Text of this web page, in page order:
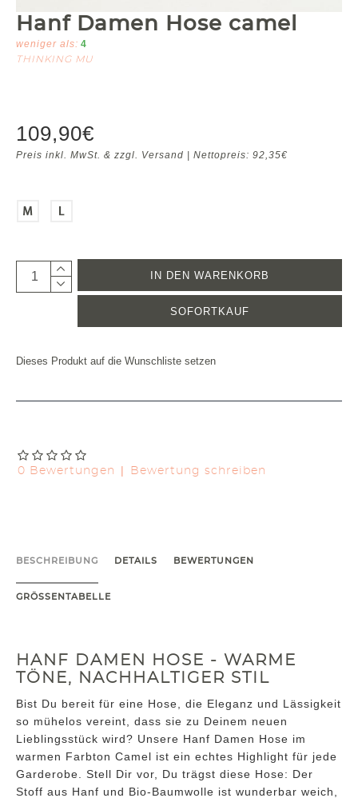
Hanf Damen Hose camel
weniger als: 4
THINKING MU
0 Bewertungen | Bewertung schreiben
109,90€
Preis inkl. MwSt. & zzgl. Versand | Nettopreis: 92,35€
IN DEN WARENKORB
SOFORTKAUF
Dieses Produkt auf die Wunschliste setzen
BESCHREIBUNG DETAILS BEWERTUNGEN
GRÖSSENTABELLE
HANF DAMEN HOSE - WARME
TÖNE, NACHHALTIGER STIL
Bist Du bereit für eine Hose, die Eleganz und Lässigkeit
so mühelos vereint, dass sie zu Deinem neuen
Lieblingsstück wird? Unsere Hanf Damen Hose im
warmen Farbton Camel ist ein echtes Highlight für jede
Garderobe. Stell Dir vor, Du trägst diese Hose: Der
Stoff aus Hanf und Bio-Baumwolle ist wunderbar weich,